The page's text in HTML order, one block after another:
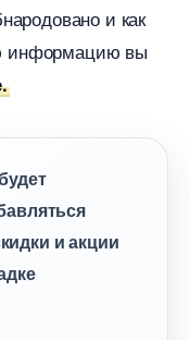
и как
информацию вы
и акции